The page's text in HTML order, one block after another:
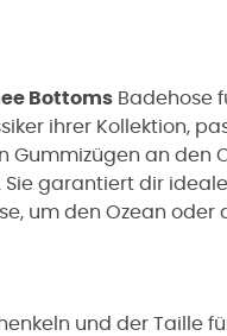
Bottoms Badehose
ihrer Kollektion,
Gummizügen an den
garantiert dir
um den Ozean oder
und der Taille